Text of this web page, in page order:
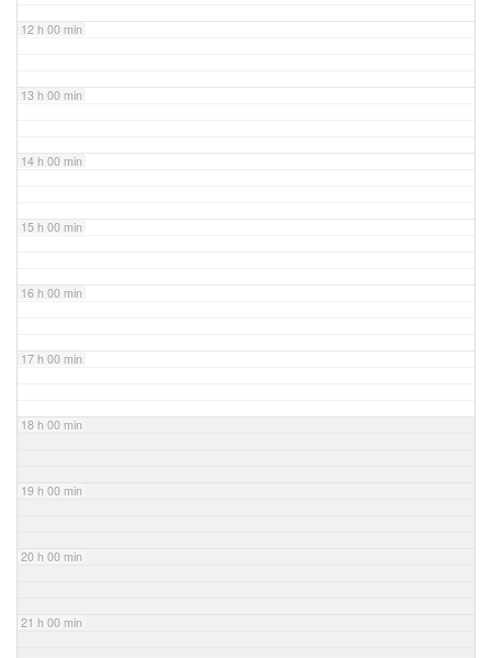
12 h 00 min
13 h 00 min
14 h 00 min
15 h 00 min
16 h 00 min
17 h 00 min
18 h 00 min
19 h 00 min
20 h 00 min
21 h 00 min